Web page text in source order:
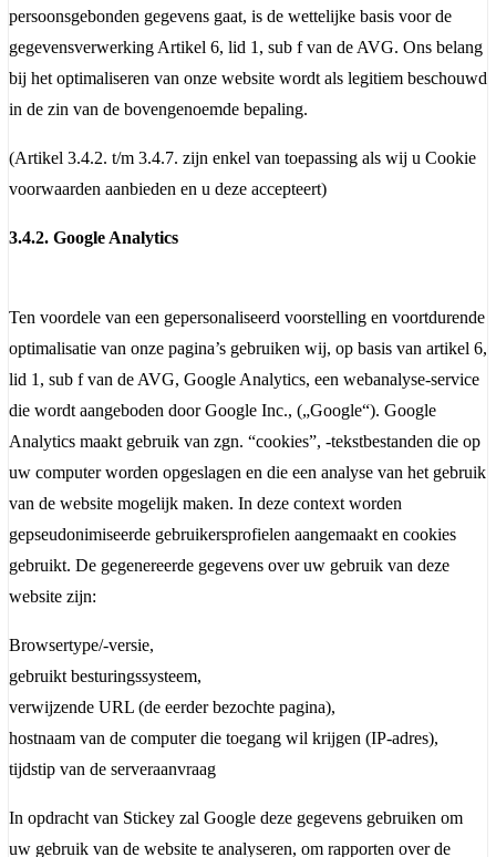
persoonsgebonden gegevens gaat, is de wettelijke basis voor de
gegevensverwerking Artikel 6, lid 1, sub f van de AVG. Ons belang
bij het optimaliseren van onze website wordt als legitiem beschouwd
in de zin van de bovengenoemde bepaling.
(Artikel 3.4.2. t/m 3.4.7. zijn enkel van toepassing als wij u Cookie
voorwaarden aanbieden en u deze accepteert)
3.4.2. Google Analytics
Ten voordele van een gepersonaliseerd voorstelling en voortdurende
optimalisatie van onze pagina’s gebruiken wij, op basis van artikel 6,
lid 1, sub f van de AVG, Google Analytics, een webanalyse-service
die wordt aangeboden door Google Inc., („Google“). Google
Analytics maakt gebruik van zgn. “cookies”, -tekstbestanden die op
uw computer worden opgeslagen en die een analyse van het gebruik
van de website mogelijk maken. In deze context worden
gepseudonimiseerde gebruikersprofielen aangemaakt en cookies
gebruikt. De gegenereerde gegevens over uw gebruik van deze
website zijn:
Browsertype/-versie,
gebruikt besturingssysteem,
verwijzende URL (de eerder bezochte pagina),
hostnaam van de computer die toegang wil krijgen (IP-adres),
tijdstip van de serveraanvraag
In opdracht van Stickey zal Google deze gegevens gebruiken om
uw gebruik van de website te analyseren, om rapporten over de